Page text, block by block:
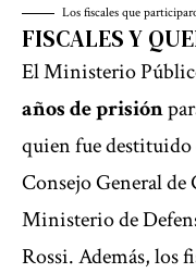
Los fiscales que
FISCALES Y
El Ministerio
años de prisión
quien fue destituido
Consejo General
Ministerio de
Rossi. Además, los